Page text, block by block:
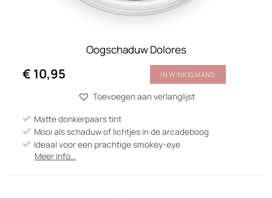
Oogschaduw Dolores
€ 10,95 IN WINKELMAND
Toevoegen aan verlanglijst
Matte donkerpaars tint
Mooi als schaduw of lichtjes in de arcadeboog
Ideaal voor een prachtige smokey-eye
Meer info...